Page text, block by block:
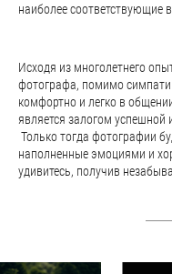
наиболее соответствующие
Исходя из многолетнего
фотографа, помимо
комфортно и легко в
является залогом успешной
Только тогда фотографии
наполненные эмоциями и
удивитесь, получив